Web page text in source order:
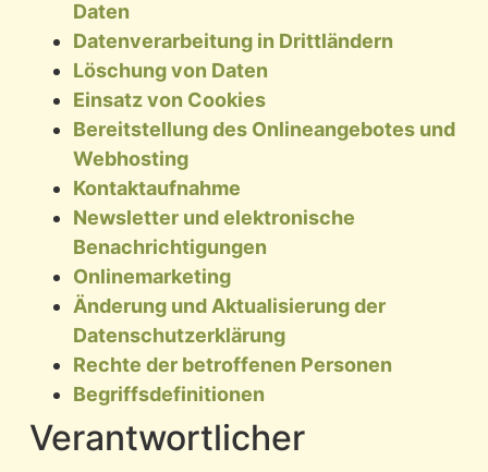
Daten
Datenverarbeitung in Drittländern
Löschung von Daten
Einsatz von Cookies
Bereitstellung des Onlineangebotes und
Webhosting
Kontaktaufnahme
Newsletter und elektronische
Benachrichtigungen
Onlinemarketing
Änderung und Aktualisierung der
Datenschutzerklärung
Rechte der betroffenen Personen
Begriffsdefinitionen
Verantwortlicher